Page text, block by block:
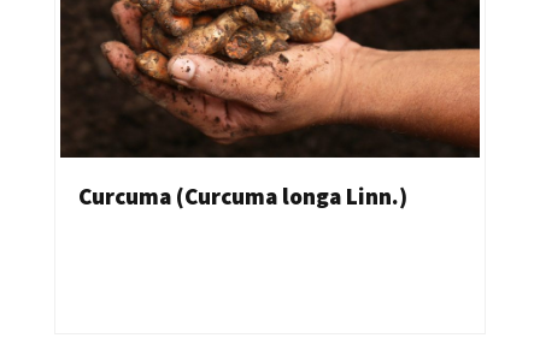
Curcuma (Curcuma longa Linn.)